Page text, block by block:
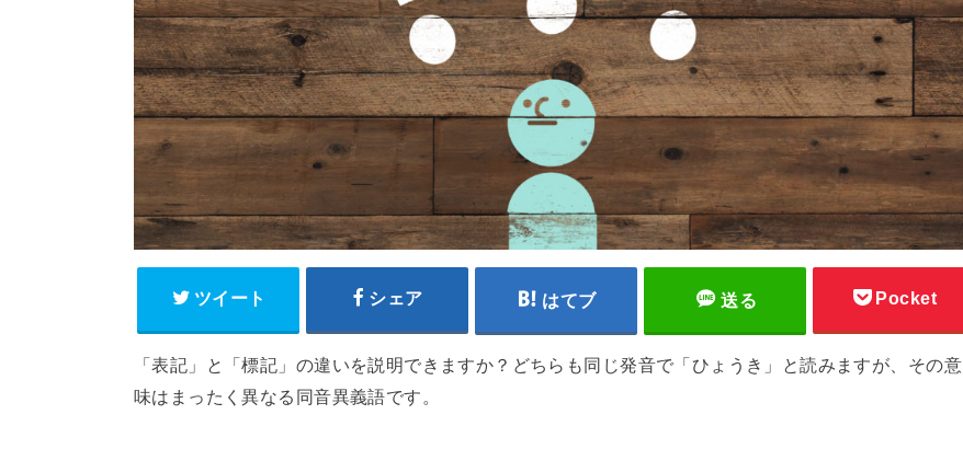
ツイート シェア はてブ 送る Pocket
「表記」と「標記」の違いを説明できますか？どちらも同じ発音で「ひょうき」と読みますが、その意
味はまったく異なる同音異義語です。